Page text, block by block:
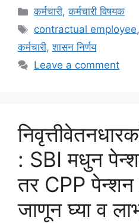
Categories
कर्मचारी,कर्मचारी विषयक
Tags
contractual employee
कर्मचारी,शासन निर्णय
Leave a comment
: SBI मधुन
तर CPP
जाणून घ्या व